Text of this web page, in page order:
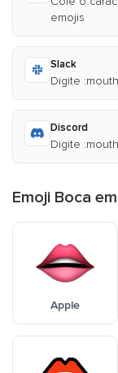
emojis
Slack
Digite
Discord
Digite
Emoji Boca
Apple